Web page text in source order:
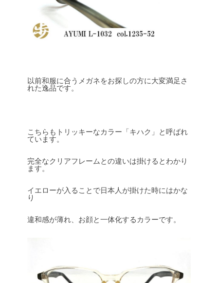
以前和服に合うメガネをお探しの方に大変満足さ
れた逸品です。
こちらもトリッキーなカラー「キハク」と呼ばれ
ています。
完全なクリアフレームとの違いは掛けるとわかり
ます。
イエローが入ることで日本人が掛けた時にはかな
り
違和感が薄れ、お顔と一体化するカラーです。